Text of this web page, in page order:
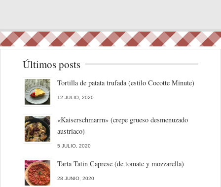
Últimos posts
Tortilla de patata trufada (estilo Cocotte Minute)
12 JULIO, 2020
«Kaiserschmarrn» (crepe grueso desmenuzado
austriaco)
5 JULIO, 2020
Tarta Tatin Caprese (de tomate y mozzarella)
28 JUNIO, 2020